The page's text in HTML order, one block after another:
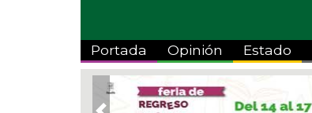
Portada Opinión Estado